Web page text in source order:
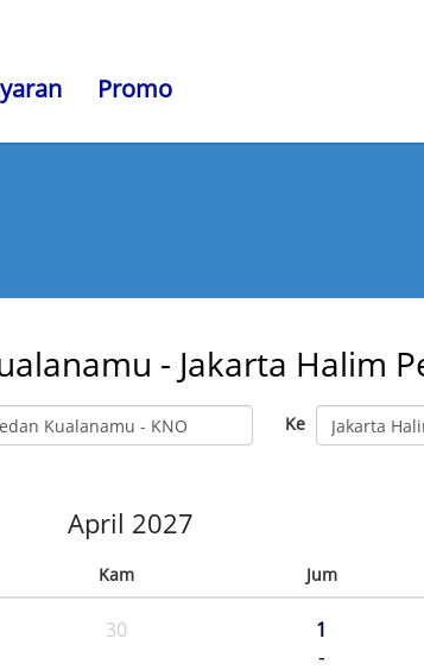
Promo
- Jakarta Halim
Ke
April 2027
Kam Jum
30 1
-